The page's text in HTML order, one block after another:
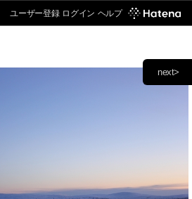
ユーザー登録 ログイン ヘルプ
next>